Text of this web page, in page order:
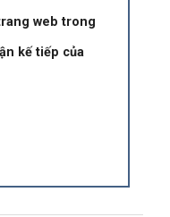
web trong
kế tiếp của